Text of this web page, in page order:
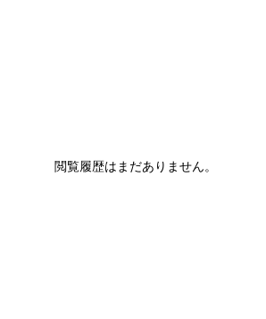
CELINE セリーヌ 財布 ブラック ガンチーニ レザー 3つ折り vintage ヴィンテージ オールド 6xspmn
閲覧履歴はまだありません。